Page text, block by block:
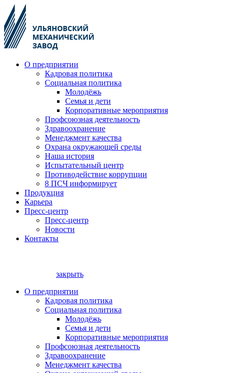
О предприятии
Кадровая политика
Социальная политика
Молодёжь
Семья и дети
Корпоративные мероприятия
Профсоюзная деятельность
Здравоохранение
Менеджмент качества
Охрана окружающей среды
Наша история
Испытательный центр
Противодействие коррупции
8 ПСЧ информирует
Продукция
Карьера
Пресс-центр
Пресс-центр
Новости
Контакты
закрыть
О предприятии
Кадровая политика
Социальная политика
Молодёжь
Семья и дети
Корпоративные мероприятия
Профсоюзная деятельность
Здравоохранение
Менеджмент качества